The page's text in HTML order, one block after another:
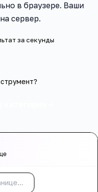
в браузере. Ваши
сервер.
за секунды